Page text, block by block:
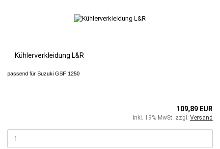
Kühlerverkleidung L&R
passend für Suzuki GSF 1250
109,89 EUR
inkl. 19% MwSt. zzgl. Versand